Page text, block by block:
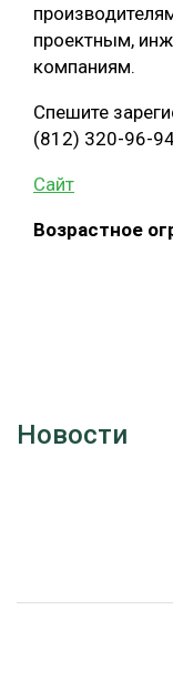
проектным,
компаниям.
Спешите
(812) 320-96-
Сайт
Возрастное
Новости